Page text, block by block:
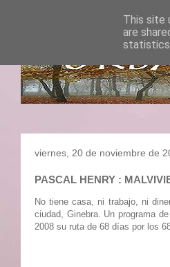
viernes, 20 de noviembre de
PASCAL HENRY :
No tiene casa, ni trabajo, ni
ciudad, Ginebra. Un programa
2008 su ruta de 68 días por los
This site
are